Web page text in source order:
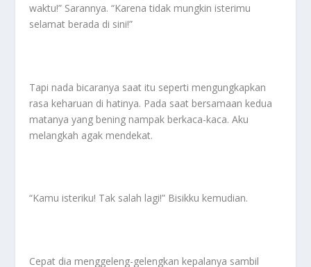
waktu!” Sarannya. “Karena tidak mungkin isterimu
selamat berada di sini!”
Tapi nada bicaranya saat itu seperti mengungkapkan
rasa keharuan di hatinya. Pada saat bersamaan kedua
matanya yang bening nampak berkaca-kaca. Aku
melangkah agak mendekat.
“Kamu isteriku! Tak salah lagi!” Bisikku kemudian.
Cepat dia menggeleng-gelengkan kepalanya sambil